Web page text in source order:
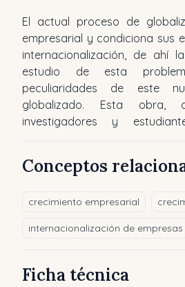
El actual proceso de
empresarial y condiciona sus
internacionalización, de ahí
estudio de esta
peculiaridades de este
globalizado. Esta obra,
investigadores y
aspectos de gran actualidad
y estrategias de
haciendo especial
empresas, y asimismo
de interés sobre el tejido
Conceptos
crecimiento empresarial
internacionalización de empresas
Ficha técnica